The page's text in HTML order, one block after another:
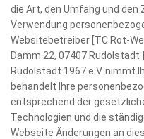
die Art, den Umfang und den
Verwendung
Websitebetreiber [TC Rot-
Damm 22, 07407 Rudolstadt
Rudolstadt 1967 e.V. nimmt
behandelt Ihre
entsprechend der
Technologien und die
Webseite Änderungen an